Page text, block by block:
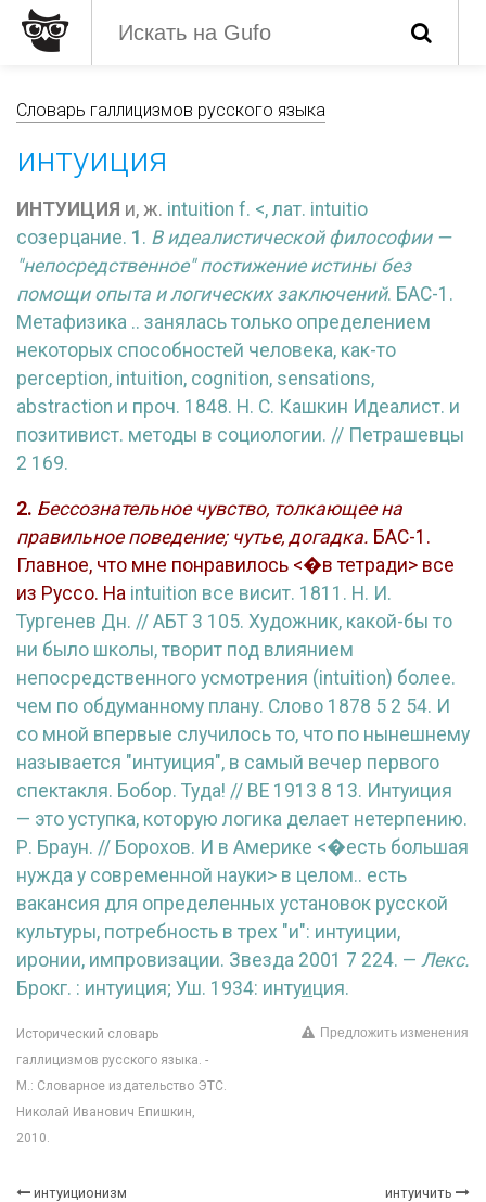
Словарь галлицизмов русского языка
интуиция
ИНТУИЦИЯ и, ж. intuition f. <, лат. intuitio
созерцание. 1 . В идеалистической философии —
"непосредственное" постижение истины без
помощи опыта и логических заключений. БАС-1.
Метафизика .. занялась только определением
некоторых способностей человека, как-то
perception, intuition, cognition, sensations,
abstraction и проч. 1848. Н. С. Кашкин Идеалист. и
позитивист. методы в социологии. // Петрашевцы
2 169.
2. Бессознательное чувство, толкающее на
правильное поведение; чутье, догадка. БАС-1.
Главное, что мне понравилось <�в тетради> все
из Руссо. На intuition все висит. 1811. Н. И.
Тургенев Дн. // АБТ 3 105. Художник, какой-бы то
ни было школы, творит под влиянием
непосредственного усмотрения (intuition) более.
чем по обдуманному плану. Слово 1878 5 2 54. И
со мной впервые случилось то, что по нынешнему
называется "интуиция", в самый вечер первого
спектакля. Бобор. Туда! // ВЕ 1913 8 13. Интуиция
— это уступка, которую логика делает нетерпению.
Р. Браун. // Борохов. И в Америке <�есть большая
нужда у современной науки> в целом.. есть
вакансия для определенных установок русской
культуры, потребность в трех "и": интуиции,
иронии, импровизации. Звезда 2001 7 224. — Лекс.
Брокг. : интуиция; Уш. 1934: интуиция.
Исторический словарь
галлицизмов русского языка. -
М.: Словарное издательство ЭТС.
Николай Иванович Епишкин,
2010.
Предложить изменения
интуиционизм интуичить